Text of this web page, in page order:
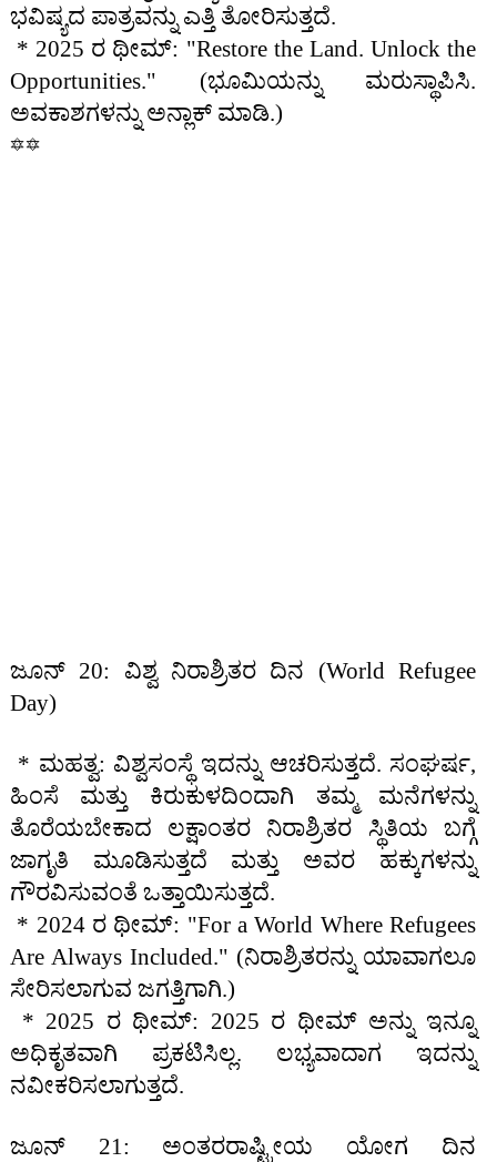
ಭವಿಷ್ಯದ ಪಾತ್ರವನ್ನು ಎತ್ತಿ ತೋರಿಸುತ್ತದೆ.
* 2025 ರ ಥೀಮ್: "Restore the Land. Unlock the
Opportunities." (ಭೂಮಿಯನ್ನು ಮರುಸ್ಥಾಪಿಸಿ.
ಅವಕಾಶಗಳನ್ನು ಅನ್ಲಾಕ್ ಮಾಡಿ.)
🔯🔯
ಜೂನ್ 20: ವಿಶ್ವ ನಿರಾಶ್ರಿತರ ದಿನ (World Refugee
Day)
* ಮಹತ್ವ: ವಿಶ್ವಸಂಸ್ಥೆ ಇದನ್ನು ಆಚರಿಸುತ್ತದೆ. ಸಂಘರ್ಷ,
ಹಿಂಸೆ ಮತ್ತು ಕಿರುಕುಳದಿಂದಾಗಿ ತಮ್ಮ ಮನೆಗಳನ್ನು
ತೊರೆಯಬೇಕಾದ ಲಕ್ಷಾಂತರ ನಿರಾಶ್ರಿತರ ಸ್ಥಿತಿಯ ಬಗ್ಗೆ
ಜಾಗೃತಿ ಮೂಡಿಸುತ್ತದೆ ಮತ್ತು ಅವರ ಹಕ್ಕುಗಳನ್ನು
ಗೌರವಿಸುವಂತೆ ಒತ್ತಾಯಿಸುತ್ತದೆ.
* 2024 ರ ಥೀಮ್: "For a World Where Refugees
Are Always Included." (ನಿರಾಶ್ರಿತರನ್ನು ಯಾವಾಗಲೂ
ಸೇರಿಸಲಾಗುವ ಜಗತ್ತಿಗಾಗಿ.)
* 2025 ರ ಥೀಮ್: 2025 ರ ಥೀಮ್ ಅನ್ನು ಇನ್ನೂ
ಅಧಿಕೃತವಾಗಿ ಪ್ರಕಟಿಸಿಲ್ಲ. ಲಭ್ಯವಾದಾಗ ಇದನ್ನು
ನವೀಕರಿಸಲಾಗುತ್ತದೆ.
ಜೂನ್ 21: ಅಂತರರಾಷ್ಟ್ರೀಯ ಯೋಗ ದಿನ